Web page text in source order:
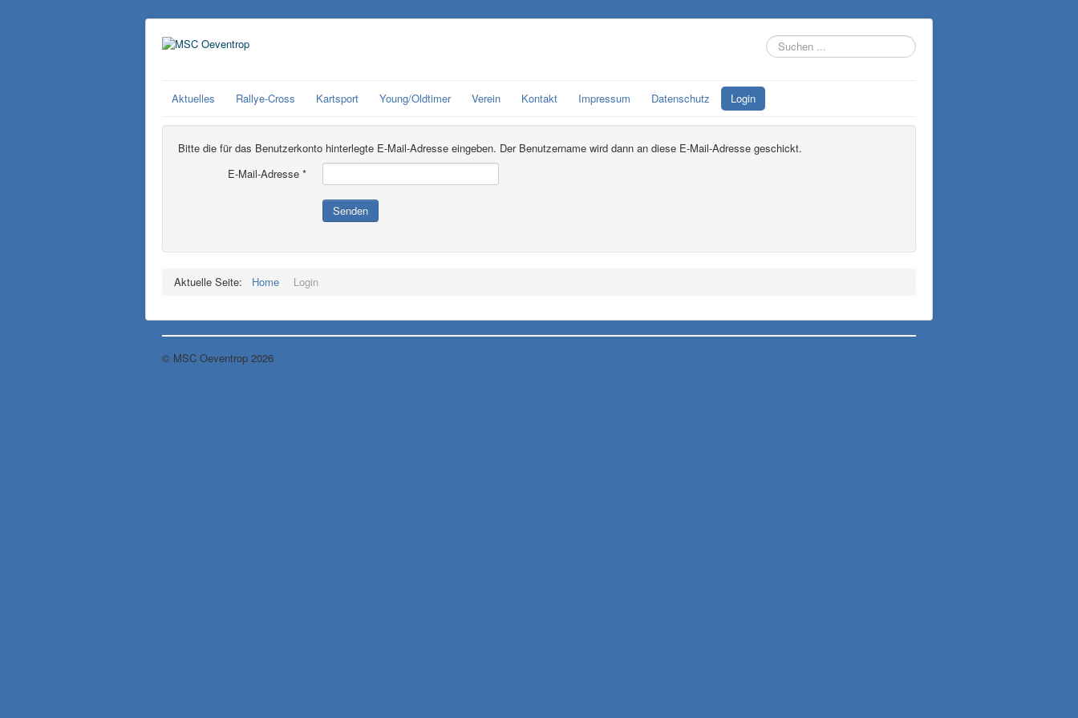
Suchen
...
Aktuelles Rallye-Cross Kartsport Young/Oldtimer Verein Kontakt Impressum Datenschutz Login
Bitte die für das Benutzerkonto hinterlegte E-Mail-Adresse eingeben. Der Benutzername wird dann an diese E-Mail-Adresse geschickt.
E-Mail-Adresse *
Senden
Aktuelle Seite: Home Login
© MSC Oeventrop 2026